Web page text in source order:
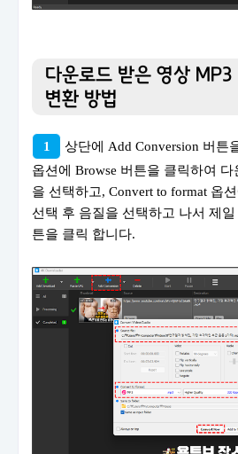
다운로드 받은 영상
변환 방법
1
상단에 Add Conversion 버튼
옵션에 Browse 버튼을 클릭하여
을 선택하고, Convert to format 옵
선택 후 음질을 선택하고 나서 제일
튼을 클릭 합니다.